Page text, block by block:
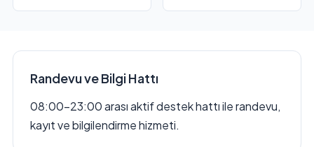
Randevu ve Bilgi Hattı
08:00–23:00 arası aktif destek hattı ile randevu,
kayıt ve bilgilendirme hizmeti.